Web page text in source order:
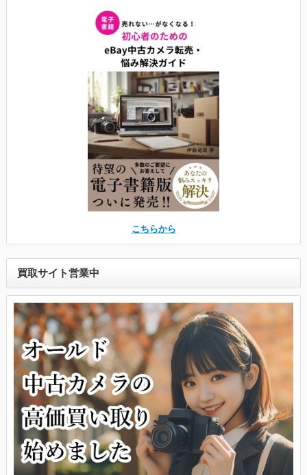
こちらから
買取サイト営業中